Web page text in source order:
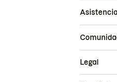
Asistencia
Legal